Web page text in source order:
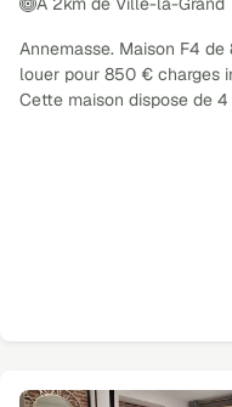
Annemasse. Maison F4 de
louer pour 850 € charges
Cette maison dispose de